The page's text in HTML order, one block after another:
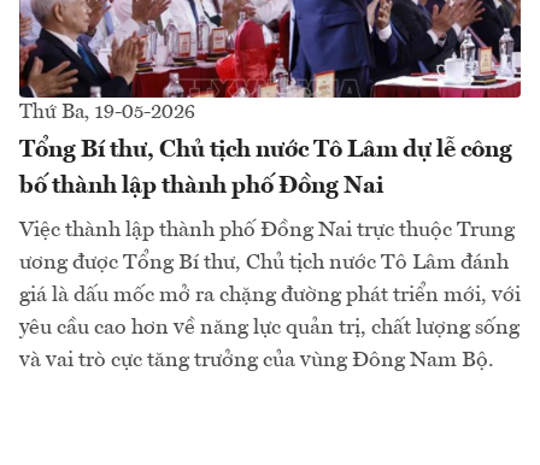
Thứ Ba, 19-05-2026
Tổng Bí thư, Chủ tịch nước Tô Lâm dự lễ công
bố thành lập thành phố Đồng Nai
Việc thành lập thành phố Đồng Nai trực thuộc Trung
ương được Tổng Bí thư, Chủ tịch nước Tô Lâm đánh
giá là dấu mốc mở ra chặng đường phát triển mới, với
yêu cầu cao hơn về năng lực quản trị, chất lượng sống
và vai trò cực tăng trưởng của vùng Đông Nam Bộ.